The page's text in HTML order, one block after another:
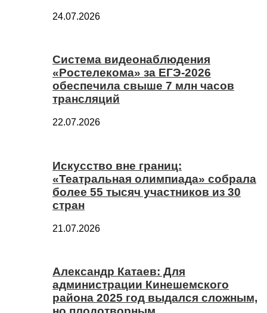
24.07.2026
Система видеонаблюдения
«Ростелекома» за ЕГЭ-2026
обеспечила свыше 7 млн часов
трансляций
22.07.2026
Искусство вне границ:
«Театральная олимпиада» собрала
более 55 тысяч участников из 30
стран
21.07.2026
Александр Катаев: Для
администрации Кинешемского
района 2025 год выдался сложным,